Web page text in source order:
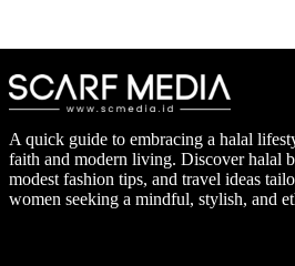
A quick guide to embracing a halal
faith and modern living. Discover halal
modest fashion tips, and travel ideas
women seeking a mindful, stylish, and